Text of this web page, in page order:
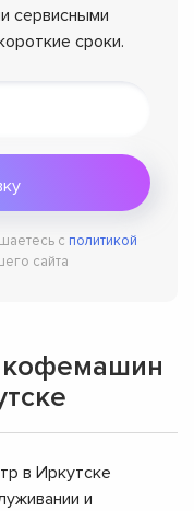
сервисными
сроки.
с политикой
сайта
кофемашин
в Иркутске
и